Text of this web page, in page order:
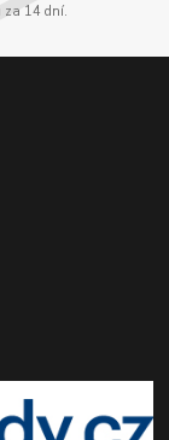
za 14 dní.